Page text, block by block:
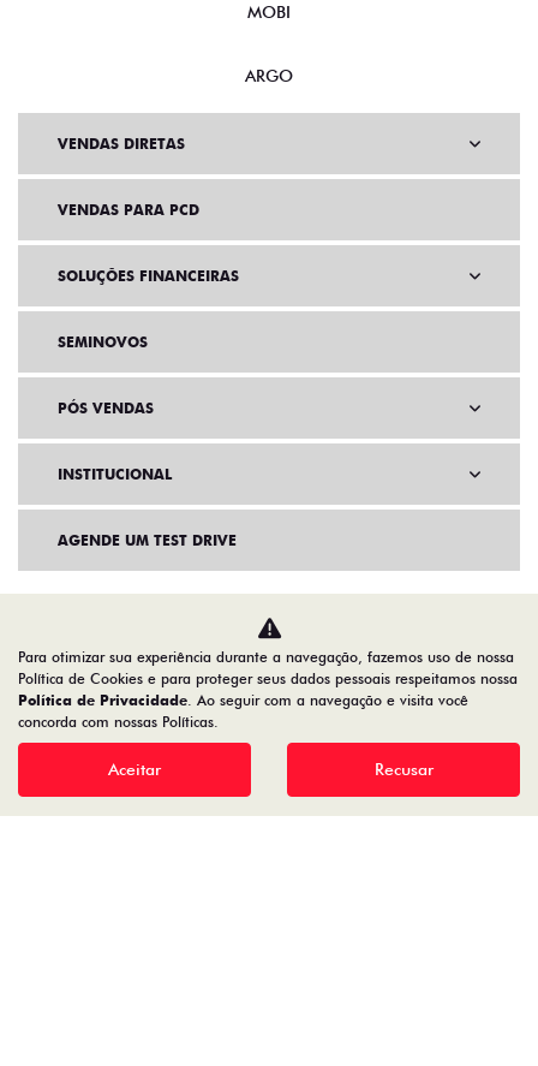
MOBI
ARGO
VENDAS DIRETAS
VENDAS PARA PCD
SOLUÇÕES FINANCEIRAS
SEMINOVOS
PÓS VENDAS
INSTITUCIONAL
AGENDE UM TEST DRIVE
Para otimizar sua experiência durante a navegação, fazemos uso de nossa
Política de Cookies e para proteger seus dados pessoais respeitamos nossa
Política de Privacidade. Ao seguir com a navegação e visita você
concorda com nossas Políticas.
Aceitar Recusar